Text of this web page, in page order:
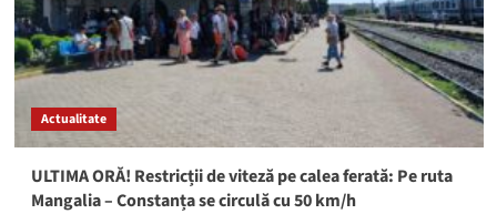
Actualitate
ULTIMA ORĂ! Restricții de viteză pe calea ferată: Pe ruta
Mangalia – Constanța se circulă cu 50 km/h